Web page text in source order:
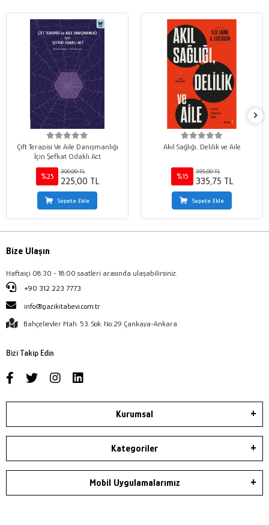
Çift Terapisi Ve Aile Danışmanlığı
İçin Şefkat Odaklı Act
%25
300,00 TL
225,00 TL
Sepete Ekle
Akıl Sağlığı, Delilik ve Aile
%15
395,00 TL
335,75 TL
Sepete Ekle
Bize Ulaşın
Haftaiçi 08:30 - 18:00 saatleri arasında ulaşabilirsiniz.
+90 312 223 7773
info@gazikitabevi.com.tr
Bahçelievler Mah. 53. Sok. No:29 Çankaya-Ankara
Bizi Takip Edin
Kurumsal
Kategoriler
Mobil Uygulamalarımız